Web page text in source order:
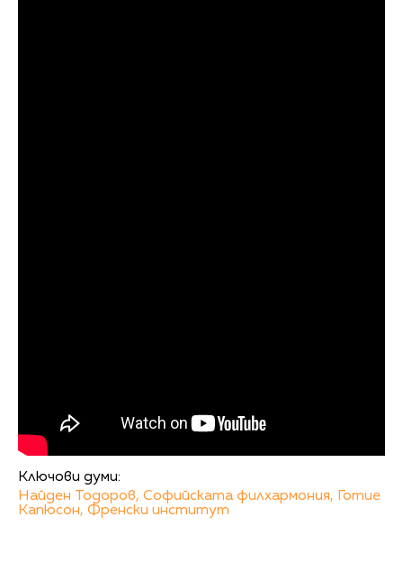
Ключови думи:
Найден Тодоров, Софийската филхармония, Готие
Капюсон, Френски институт